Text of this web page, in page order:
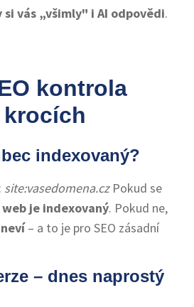
vás „všimly" i AI odpovědi.
kontrola
indexovaný?
site:vasedomena.cz Pokud se
web je indexovaný. Pokud ne,
– a to je pro SEO zásadní
– dnes naprostý